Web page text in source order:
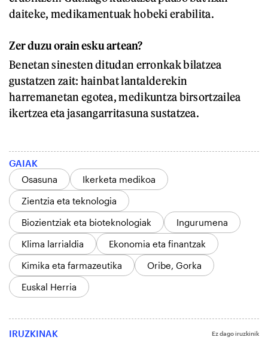
daiteke, medikamentuak hobeki erabilita.
Zer duzu orain esku artean?
Benetan sinesten ditudan erronkak bilatzea
gustatzen zait: hainbat lantalderekin
harremanetan egotea, medikuntza birsortzailea
ikertzea eta jasangarritasuna sustatzea.
GAIAK
Osasuna
Ikerketa medikoa
Zientzia eta teknologia
Biozientziak eta bioteknologiak
Ingurumena
Klima larrialdia
Ekonomia eta finantzak
Kimika eta farmazeutika
Oribe, Gorka
Euskal Herria
IRUZKINAK Ez dago iruzkinik